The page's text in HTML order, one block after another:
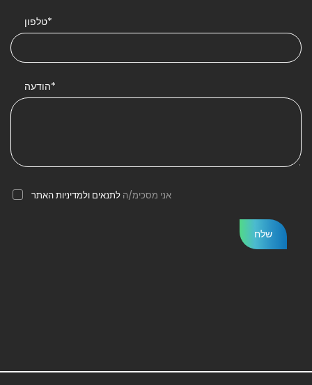
טלפון*
הודעה*
אני מסכימ/ה לתנאים ולמדיניות האתר